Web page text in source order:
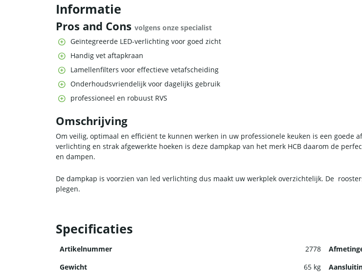
Informatie
Pros and Cons volgens onze specialist
Geïntegreerde LED-verlichting voor goed zicht
Handig vet aftapkraan
Lamellenfilters voor effectieve vetafscheiding
Onderhoudsvriendelijk voor dagelijks gebruik
professioneel en robuust RVS
Omschrijving
Om veilig, optimaal en efficiënt te kunnen werken in uw professionele keuken is een goede
verlichting en strak afgewerkte hoeken is deze dampkap van het merk HCB daarom de
en dampen.
De dampkap is voorzien van led verlichting dus maakt uw werkplek overzichtelijk. De
plegen.
Specificaties
Artikelnummer 2778
Gewicht
65 kg